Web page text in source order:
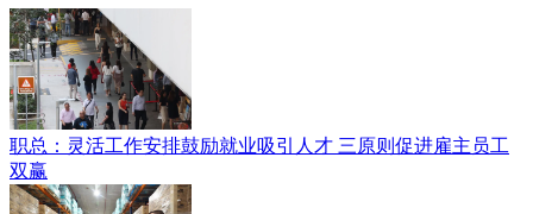
职总：灵活工作安排鼓励就业吸引人才 三原则促进雇主员工
双赢